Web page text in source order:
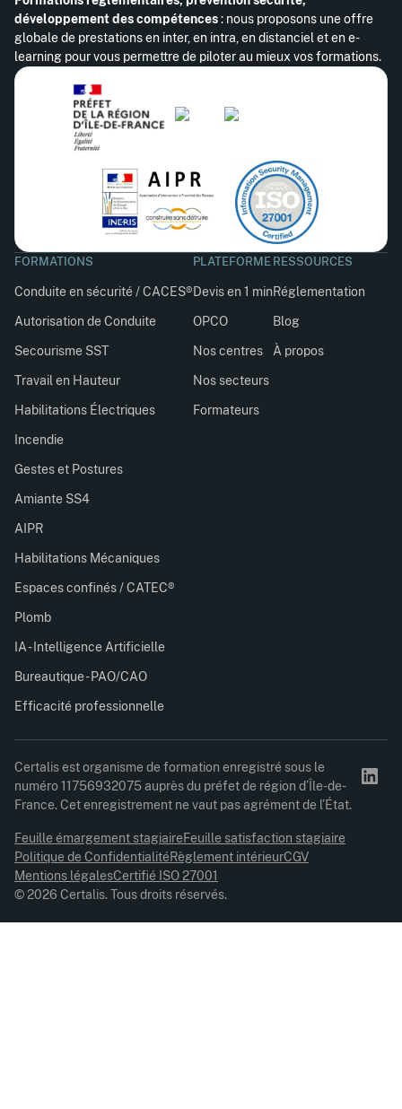
développement des compétences: nous proposons une offre
globale de prestations en inter, en intra, en distanciel et en e-
learning pour vous permettre de piloter au mieux vos formations.
FORMATIONS
Conduite en sécurité / CACES®
Autorisation de Conduite
Secourisme SST
Travail en Hauteur
Habilitations Électriques
Incendie
Gestes et Postures
Amiante SS4
AIPR
Habilitations Mécaniques
Espaces confinés / CATEC®
Plomb
IA - Intelligence Artificielle
Bureautique - PAO/CAO
Efficacité professionnelle
PLATEFORME
Devis en 1 min
OPCO
Nos centres
Nos secteurs
Formateurs
RESSOURCES
Réglementation
Blog
À propos
Certalis est organisme de formation enregistré sous le
numéro 11756932075 auprès du préfet de région d’Île-de-
France. Cet enregistrement ne vaut pas agrément de l’État.
© 2026 Certalis. Tous droits réservés.
Feuille émargement stagiaireFeuille satisfaction stagiaire
Politique de ConfidentialitéRèglement intérieurCGV
Mentions légalesCertifié ISO 27001